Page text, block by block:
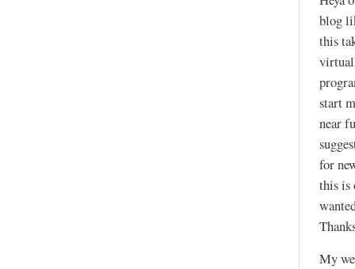
blog
this
start
near
for
this is
My